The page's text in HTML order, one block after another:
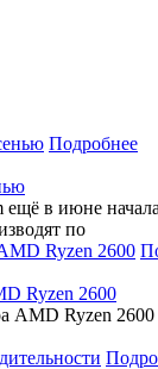
Подробнее
в июне
по
Ryzen 2600
AMD Ryzen